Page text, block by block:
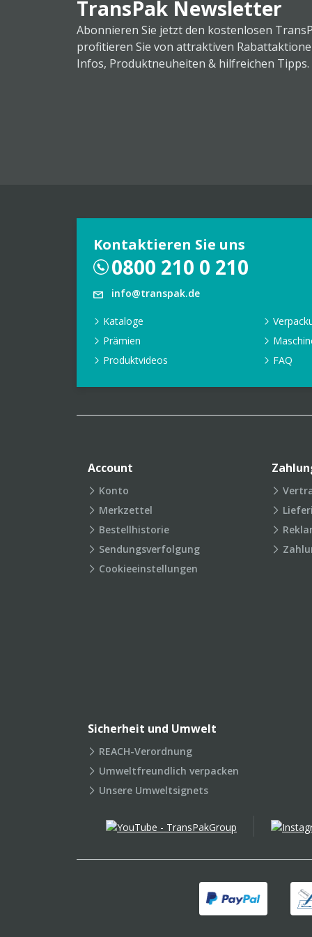
TransPak Newsletter
Abonnieren Sie jetzt den kostenlosen
profitieren Sie von attraktiven
Infos, Produktneuheiten & hilfreichen Tipps.
Kontaktieren Sie uns
0800 210 0 210
info@transpak.de
Kataloge
Prämien
Produktvideos
FAQ
Account
Konto
Merkzettel
Bestellhistorie
Sendungsverfolgung
Cookieeinstellungen
Sicherheit und Umwelt
REACH-Verordnung
Umweltfreundlich verpacken
Unsere Umweltsignets